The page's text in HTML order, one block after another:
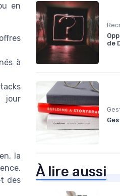
en
à
jour
la
des
de
À lire aussi